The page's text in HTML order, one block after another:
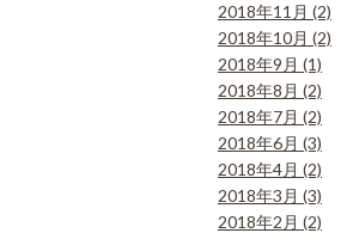
2018年11月 (2)
2018年10月 (2)
2018年9月 (1)
2018年8月 (2)
2018年7月 (2)
2018年6月 (3)
2018年4月 (2)
2018年3月 (3)
2018年2月 (2)